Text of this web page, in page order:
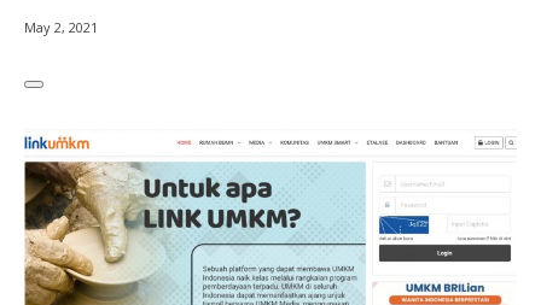
May 2, 2021